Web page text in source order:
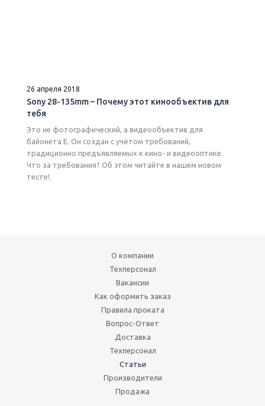
26 апреля 2018
Sony 28-135mm – Почему этот кинообъектив для
тебя
Это не фотографический, а видеообъектив для
байонета E. Он создан с учётом требований,
традиционно предъявляемых к кино- и видеооптике.
Что за требования? Об этом читайте в нашем новом
тесте!.
О компании
Техперсонал
Вакансии
Как оформить заказ
Правила проката
Вопрос-Ответ
Доставка
Техперсонал
Статьи
Производители
Продажа